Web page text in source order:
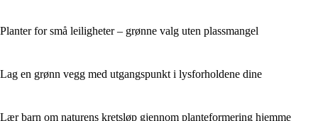
Planter for små leiligheter – grønne valg uten plassmangel
Lag en grønn vegg med utgangspunkt i lysforholdene dine
Lær barn om naturens kretsløp gjennom planteformering hjemme